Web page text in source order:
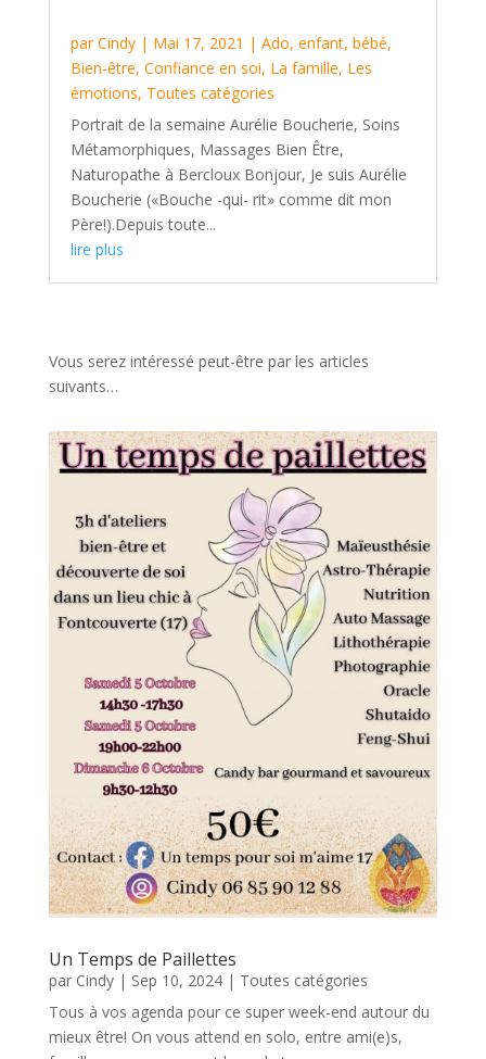
parCindy| Mai 17, 2021 | Ado, enfant, bébé,
Bien-être, Confiance en soi, La famille, Les
émotions, Toutes catégories
Portrait de la semaine Aurélie Boucherie, Soins
Métamorphiques, Massages Bien Être,
Naturopathe à Bercloux Bonjour, Je suis Aurélie
Boucherie («Bouche -qui- rit» comme dit mon
Père!).Depuis toute...
lire plus
Vous serez intéressé peut-être par les articles
suivants…
Un Temps de Paillettes
par Cindy| Sep 10, 2024| Toutes catégories
Tous à vos agenda pour ce super week-end autour du
mieux être! On vous attend en solo, entre ami(e)s,